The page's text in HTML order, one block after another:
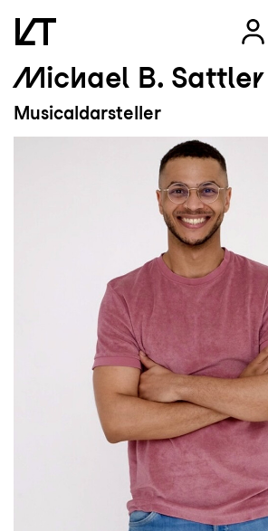
Zum Hauptinhalt springen
Zum Footer springen
Michael B. Sattler
Musicaldarsteller